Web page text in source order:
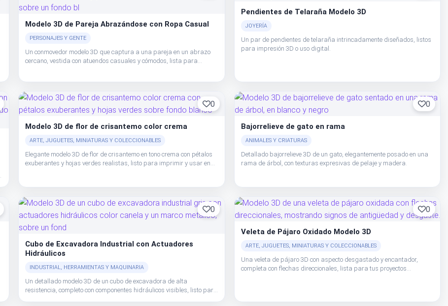
Modelo 3D de Pareja Abrazándose con Ropa Casual
PERSONAJES Y GENTE
Un conmovedor modelo 3D que captura a una pareja en un abrazo
cercano, vestida con atuendos casuales y cómodos, lista para
Pendientes de Telaraña Modelo 3D
JOYERÍA
Un par de pendientes de telaraña intrincadamente diseñados, listos
para impresión 3D o uso digital.
0
Modelo 3D de flor de crisantemo color crema
ARTE, JUGUETES, MINIATURAS Y COLECCIONABLES
Elegante modelo 3D de flor de crisantemo en tono crema con pétalos
exuberantes y hojas verdes realistas, listo para imprimir y usar en
0
Bajorrelieve de gato en rama
ANIMALES Y CRIATURAS
Detallado bajorrelieve 3D de un gato, elegantemente posado en una
rama de árbol, con texturas expresivas de pelaje y madera.
0
Cubo de Excavadora Industrial con Actuadores
Hidráulicos
INDUSTRIAL, HERRAMIENTAS Y MAQUINARIA
Un detallado modelo 3D de un cubo de excavadora de alta
resistencia, completo con componentes hidráulicos visibles, listo para
0
Veleta de Pájaro Oxidado Modelo 3D
ARTE, JUGUETES, MINIATURAS Y COLECCIONABLES
Una veleta de pájaro 3D con aspecto desgastado y encantador,
completa con flechas direccionales, lista para tus proyectos